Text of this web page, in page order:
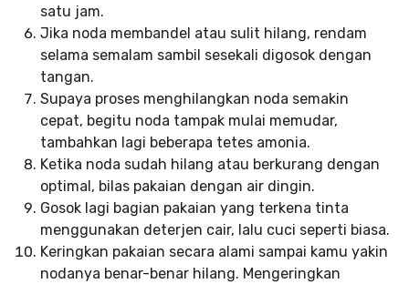
satu jam.
Jika noda membandel atau sulit hilang, rendam
selama semalam sambil sesekali digosok dengan
tangan.
Supaya proses menghilangkan noda semakin
cepat, begitu noda tampak mulai memudar,
tambahkan lagi beberapa tetes amonia.
Ketika noda sudah hilang atau berkurang dengan
optimal, bilas pakaian dengan air dingin.
Gosok lagi bagian pakaian yang terkena tinta
menggunakan deterjen cair, lalu cuci seperti biasa.
Keringkan pakaian secara alami sampai kamu yakin
nodanya benar-benar hilang. Mengeringkan